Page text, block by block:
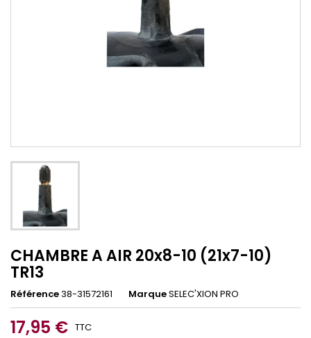
CHAMBRE A AIR 20x8-10 (21x7-10)
TR13
Référence38-31572161 MarqueSELEC'XION PRO
17,95 € TTC